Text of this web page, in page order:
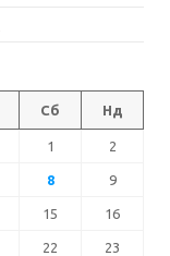
Сб Нд
1 2
8 9
15 16
22 23